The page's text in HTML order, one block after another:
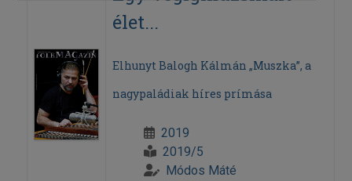
élet...
Elhunyt Balogh Kálmán „Muszka”, a
nagypaládiak híres prímása
2019
2019/5
Módos Máté